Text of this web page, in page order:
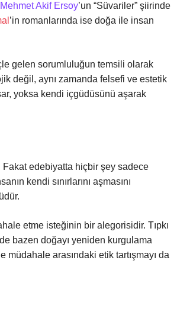
Mehmet Akif Ersoy’un “Süvariler” şiirinde
’in romanlarında ise doğa ile insan
gelen sorumluluğun temsili olarak
değil, aynı zamanda felsefi ve estetik
yoksa kendi içgüdüsünü aşarak
Fakat edebiyatta hiçbir şey sadece
kendi sınırlarını aşmasını
etme isteğinin bir alegorisidir. Tıpkı
bazen doğayı yeniden kurgulama
müdahale arasındaki etik tartışmayı da